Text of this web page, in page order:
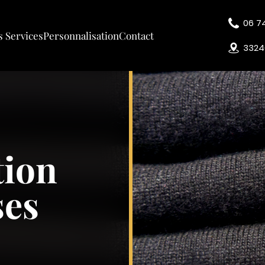
ServicesPersonnalisationContact
06